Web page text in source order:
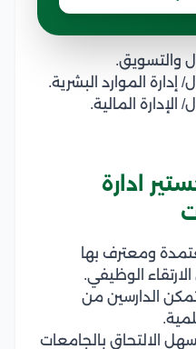
والتسويق.
إدارة الموارد البشرية.
الإدارة المالية.
ادارة
ومعترف بها
الوظيفي.
الدارسين من
الالتحاق بالجامعات